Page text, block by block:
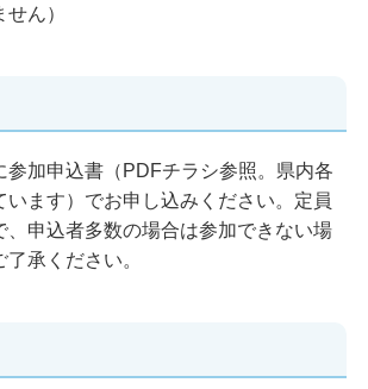
ん）
参加申込書（PDFチラシ参照。県内各
います）でお申し込みください。定員
、申込者多数の場合は参加できない場
承ください。